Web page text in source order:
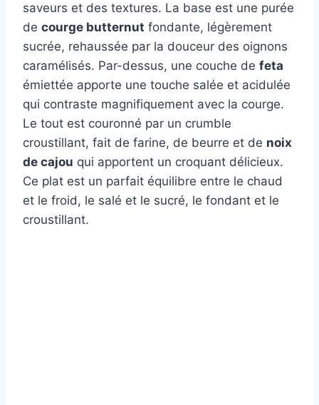
saveurs et des textures. La base est une purée
de courge butternut fondante, légèrement
sucrée, rehaussée par la douceur des oignons
caramélisés. Par-dessus, une couche de feta
émiettée apporte une touche salée et acidulée
qui contraste magnifiquement avec la courge.
Le tout est couronné par un crumble
croustillant, fait de farine, de beurre et de noix
de cajou qui apportent un croquant délicieux.
Ce plat est un parfait équilibre entre le chaud
et le froid, le salé et le sucré, le fondant et le
croustillant.